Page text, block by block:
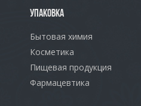
УПАКОВКА
Бытовая химия
Косметика
Пищевая продукция
Фармацевтика